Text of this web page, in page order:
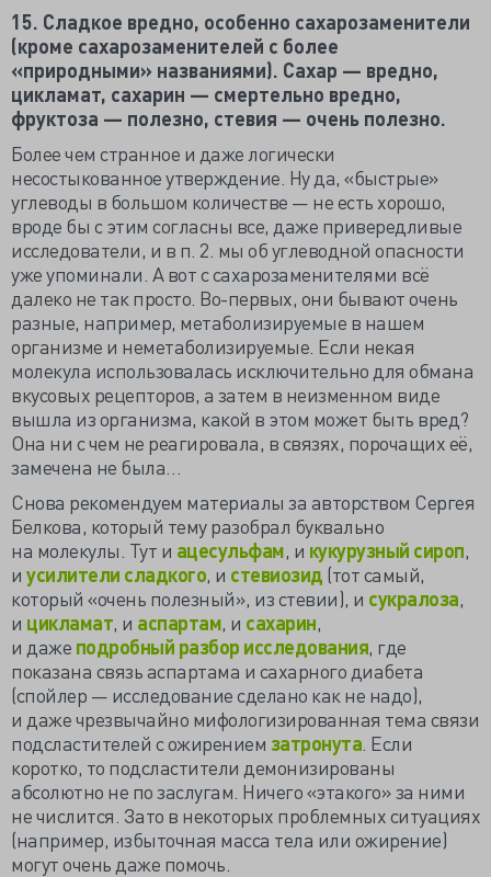
15. Сладкое вредно, особенно сахарозаменители
(кроме сахарозаменителей с более
«природными» названиями). Сахар — вредно,
цикламат, сахарин — смертельно вредно,
фруктоза — полезно, стевия — очень полезно.
Более чем странное и даже логически
несостыкованное утверждение. Ну да, «быстрые»
углеводы в большом количестве — не есть хорошо,
вроде бы с этим согласны все, даже привередливые
исследователи, и в п. 2. мы об углеводной опасности
уже упоминали. А вот с сахарозаменителями всё
далеко не так просто. Во-первых, они бывают очень
разные, например, метаболизируемые в нашем
организме и неметаболизируемые. Если некая
молекула использовалась исключительно для обмана
вкусовых рецепторов, а затем в неизменном виде
вышла из организма, какой в этом может быть вред?
Она ни с чем не реагировала, в связях, порочащих её,
замечена не была…
Снова рекомендуем материалы за авторством Сергея
Белкова, который тему разобрал буквально
на молекулы. Тут и ацесульфам, и кукурузный сироп,
и усилители сладкого, и стевиозид (тот самый,
который «очень полезный», из стевии), и сукралоза,
и цикламат, и аспартам, и сахарин,
и даже подробный разбор исследования, где
показана связь аспартама и сахарного диабета
(спойлер — исследование сделано как не надо),
и даже чрезвычайно мифологизированная тема связи
подсластителей с ожирением затронута . Если
коротко, то подсластители демонизированы
абсолютно не по заслугам. Ничего «этакого» за ними
не числится. Зато в некоторых проблемных ситуациях
(например, избыточная масса тела или ожирение)
могут очень даже помочь.